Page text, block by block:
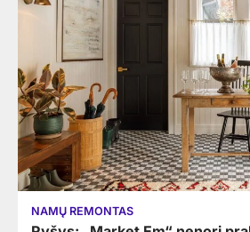
NAMŲ REMONTAS